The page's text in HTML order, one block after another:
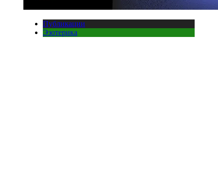
Публикации
Эзотерика